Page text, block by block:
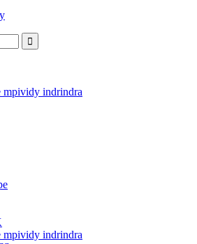
mpividy indrindra
mpividy indrindra